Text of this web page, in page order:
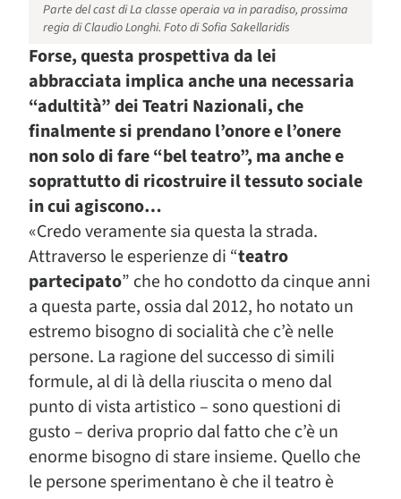
Parte del cast diLa classe operaia va in paradiso, prossima
regia di Claudio Longhi. Foto di Sofia Sakellaridis
Forse, questa prospettiva da lei
abbracciata implica anche una necessaria
“adultità” dei Teatri Nazionali, che
finalmente si prendano l’onore e l’onere
non solo di fare “bel teatro”, ma anche e
soprattutto di ricostruire il tessuto sociale
in cui agiscono…
«Credo veramente sia questa la strada.
Attraverso le esperienze di “teatro
partecipato” che ho condotto da cinque anni
a questa parte, ossia dal 2012, ho notato un
estremo bisogno di socialità che c’è nelle
persone. La ragione del successo di simili
formule, al di là della riuscita o meno dal
punto di vista artistico – sono questioni di
gusto – deriva proprio dal fatto che c’è un
enorme bisogno di stare insieme. Quello che
le persone sperimentano è che il teatro è